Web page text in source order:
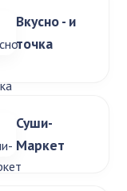
Вкусно - и
точка
Суши-
Маркет